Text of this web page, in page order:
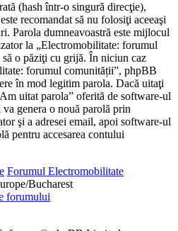
(hash într-o singură direcţie),
recomandat să nu folosiţi aceeaşi
Parola dumneavoastră este mijlocul
la „Electromobilitate: forumul
o păziţi cu grijă. În niciun caz
forumul comunității”, phpBB
în mod legitim parola. Dacă uitaţi
uitat parola” oferită de software-ul
genera o nouă parolă prin
şi a adresei email, apoi software-ul
pentru accesarea contului
Forumul Electromobilitate
Bucharest
forumului